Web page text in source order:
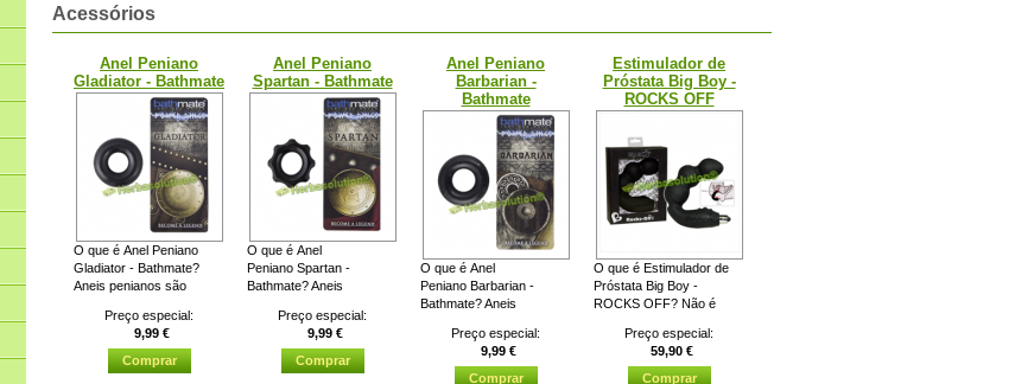
Acessórios
Anel Peniano
Gladiator - Bathmate
O que é Anel Peniano
Gladiator - Bathmate?
Aneis penianos são
Preço especial:
9,99 €
Anel Peniano
Spartan - Bathmate
O que é Anel
Peniano Spartan -
Bathmate? Aneis
basicamente,...
Preço especial:
9,99 €
Anel Peniano
Barbarian -
Bathmate
O que é Anel
Peniano Barbarian -
Bathmate? Aneis
basicamente, aneis...
Preço especial:
9,99 €
Estimulador de
Próstata Big Boy -
ROCKS OFF
O que é Estimulador de
Próstata Big Boy -
ROCKS OFF? Não é
que um dos...
Preço especial:
59,90 €